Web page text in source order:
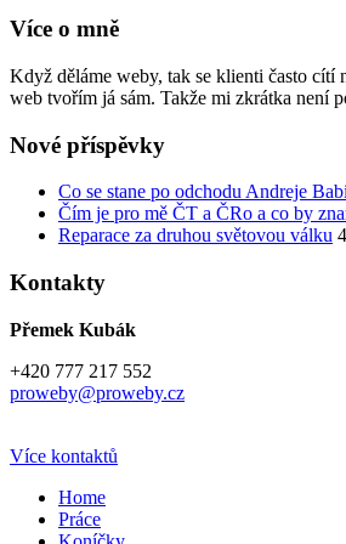
Více o mně
Když děláme weby, tak se klienti často cítí
web tvořím já sám. Takže mi zkrátka není
Nové příspěvky
Co se stane po odchodu Andreje
Čím je pro mě ČT a ČRo a co by
Reparace za druhou světovou válku
Kontakty
Přemek Kubák
+420 777 217 552
proweby@proweby.cz
Více kontaktů
Home
Práce